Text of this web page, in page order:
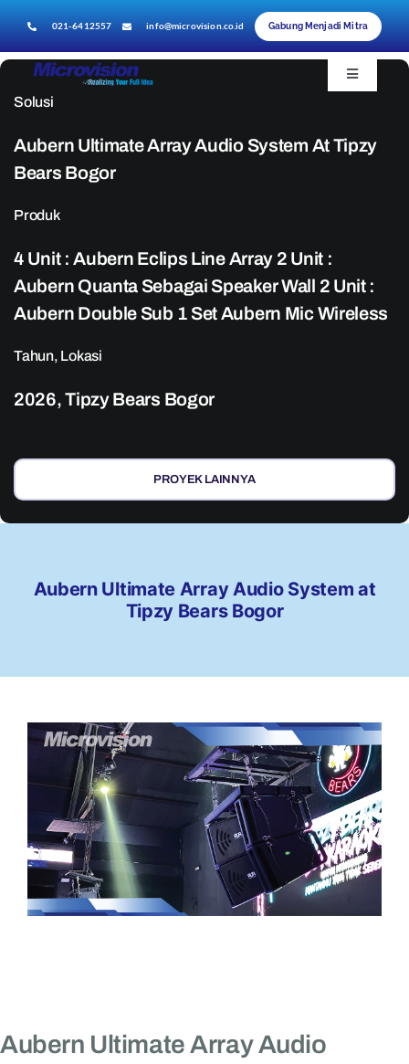
Skip
content
021-6412557 info@microvision.co.id Gabung Menjadi Mitra
Toggle
Beranda
Tentang Kami
Produk
Produk TKDN
Referensi Proyek
Hubungi Kami
Solusi
Aubern Ultimate Array Audio System At Tipzy
Bears Bogor
Produk
4 Unit : Aubern Eclips Line Array 2 Unit :
Aubern Quanta Sebagai Speaker Wall 2 Unit :
Aubern Double Sub 1 Set Aubern Mic Wireless
Tahun, Lokasi
2026, Tipzy Bears Bogor
PROYEK LAINNYA
Aubern Ultimate Array Audio System at
Tipzy Bears Bogor
Aubern Ultimate Array Audio